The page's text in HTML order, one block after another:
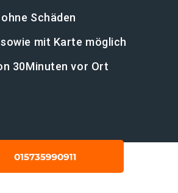
Schäden
mit Karte möglich
30Minuten vor Ort